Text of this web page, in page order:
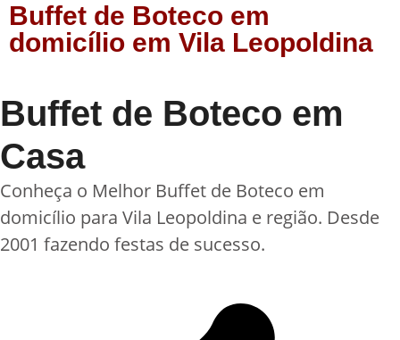
Buffet de Boteco em
domicílio em Vila Leopoldina
Buffet de Boteco em
Casa
Conheça o Melhor Buffet de Boteco em
domicílio para Vila Leopoldina e região. Desde
2001 fazendo festas de sucesso.